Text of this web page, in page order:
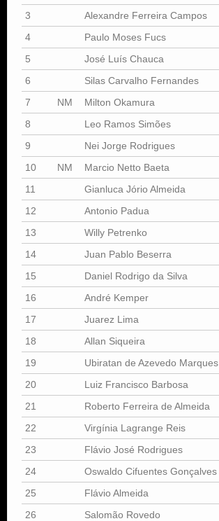
3
Alexandre Ferreira Campos
4
Paulo Moses Fucs
5
José Luís Chauca
6
Silas Carvalho Fernandes
7
NM Milton Okamura
8
Leo Ramos Simões
9
Nei Jorge Rodrigues
10
NM Marcio Netto Baeta
11
Gianluca Jório Almeida
12
Antonio Padua
13
Willy Petrenko
14
Juan Pablo Beserra
15
Daniel Rodrigo da Silva
16
André Kemper
17
Juarez Lima
18
Allan Siqueira
19
Ubiratan de Azevedo Marques
20
Luiz Francisco Barbosa
21
Roberto Ferreira de Almeida
22
Virgínia Lagrange Reis
23
Flávio José Rodrigues
24
Oswaldo Cifuentes Gonçalves
25
Flávio Almeida
26
Salomão Rovedo